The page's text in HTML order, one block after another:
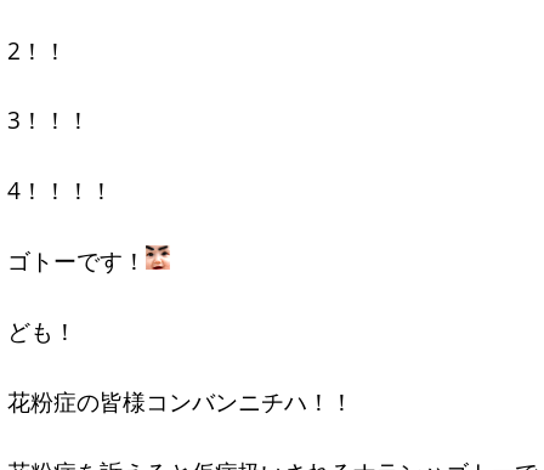
2！！
3！！！
4！！！！
ゴトーです！
ども！
花粉症の皆様コンバンニチハ！！